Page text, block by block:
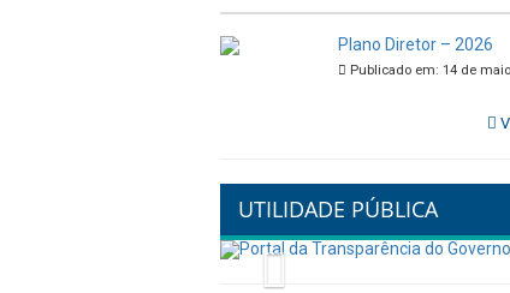
Plano Diretor – 2026
Publicado em: 14 de
UTILIDADE PÚBLICA
Previous